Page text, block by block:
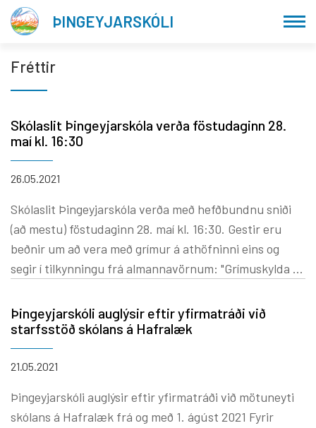
Fara
ÞINGEYJARSKÓLI
Fréttir
Skólaslit Þingeyjarskóla verða föstudaginn 28.
maí kl. 16:30
26.05.2021
Skólaslit Þingeyjarskóla verða með hefðbundnu sniði
(að mestu) föstudaginn 28. maí kl. 16:30. Gestir eru
beðnir um að vera með grímur á athöfninni eins og
segir í tilkynningu frá almannavörnum: "Grímuskylda er
nálægðarreglu". Elstu nemendur leikskóladeilda og
nemendur 10. bekkjar verða útskrifaðir. Verið velkomin
að athöfninni. Skólastjóri
Þingeyjarskóli auglýsir eftir yfirmatráði við
starfsstöð skólans á Hafralæk
21.05.2021
Þingeyjarskóli auglýsir eftir yfirmatráði við mötuneyti
skólans á Hafralæk frá og með 1. ágúst 2021 Fyrir